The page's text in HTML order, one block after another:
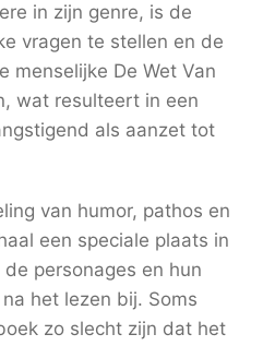
in zijn genre, is de
vragen te stellen en de
menselijke De Wet Van
wat resulteert in een
als aanzet tot
van humor, pathos en
een speciale plaats in
personages en hun
het lezen bij. Soms
zo slecht zijn dat het